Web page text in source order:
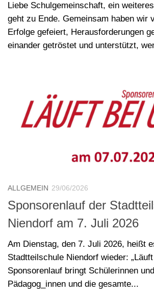
Liebe Schulgemeinschaft, ein
geht zu Ende. Gemeinsam haben wir
Erfolge gefeiert, Herausforderungen
einander getröstet und unterstützt,
ALLGEMEIN 29/06/2026
Sponsorenlauf der
Niendorf am 7. Juli 2026
Am Dienstag, den 7. Juli 2026, heißt
Stadtteilschule Niendorf wieder:
Sponsorenlauf bringt Schülerinnen
Pädagog_innen und die gesamte...